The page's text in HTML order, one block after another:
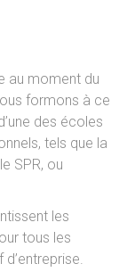
au moment du
formons à ce
des écoles
tels que la
SPR, ou
les
tous les